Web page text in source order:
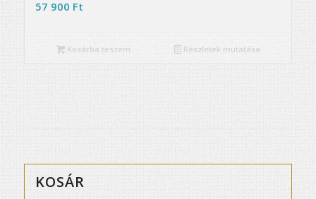
57 900 Ft
Kosárba teszem Részletek mutatása
KOSÁR